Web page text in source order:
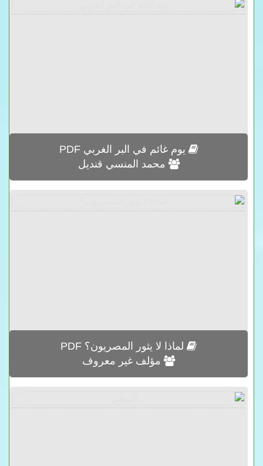
يوم غائم في البر الغربي PDF
محمد المنسي قنديل
لماذا لا يثور المصريون؟ PDF
مؤلف غير معروف